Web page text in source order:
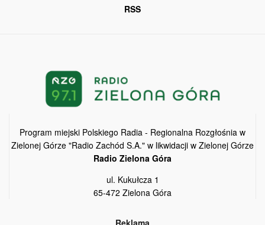
RSS
Program miejski Polskiego Radia - Regionalna Rozgłośnia w
Zielonej Górze "Radio Zachód S.A." w likwidacji w Zielonej Górze
Radio Zielona Góra
ul. Kukułcza 1
65-472 Zielona Góra